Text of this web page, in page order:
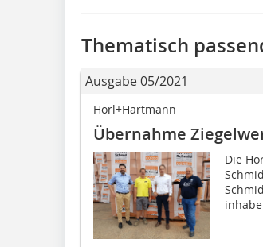
Thematisch
Ausgabe 05/2021
Hörl+Hartmann
Übernahme
Die